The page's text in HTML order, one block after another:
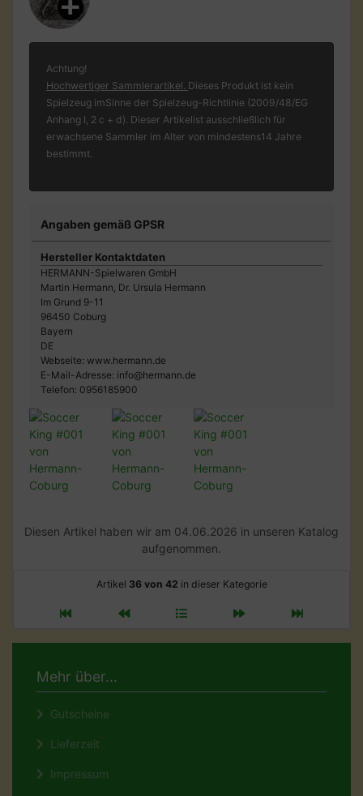
Achtung!
Hochwertiger Sammlerartikel. Dieses Produkt ist kein
Spielzeug imSinne der Spielzeug-Richtlinie (2009/48/EG
Anhang I, 2 c + d). Dieser Artikelist ausschließlich für
erwachsene Sammler im Alter von mindestens14 Jahre
bestimmt.
Angaben gemäß GPSR
Hersteller Kontaktdaten
HERMANN-Spielwaren GmbH
Martin Hermann, Dr. Ursula Hermann
Im Grund 9-11
96450 Coburg
Bayern
DE
Webseite: www.hermann.de
E-Mail-Adresse: info@hermann.de
Telefon: 0956185900
Diesen Artikel haben wir am 04.06.2026 in unseren Katalog
aufgenommen.
Artikel 36 von 42 in dieser Kategorie
Mehr über...
Gutscheine
Lieferzeit
Impressum